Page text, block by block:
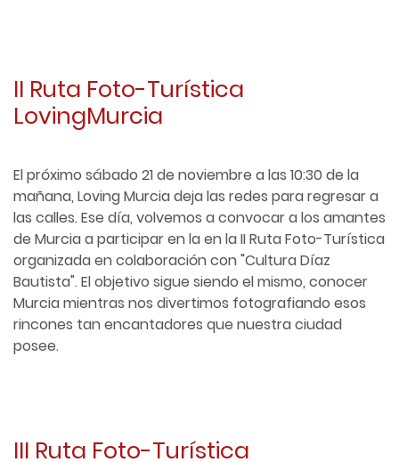
II Ruta Foto-Turística
LovingMurcia
El próximo sábado 21 de noviembre a las 10:30 de la
mañana, Loving Murcia deja las redes para regresar a
las calles. Ese día, volvemos a convocar a los amantes
de Murcia a participar en la en la II Ruta Foto-Turística
organizada en colaboración con "Cultura Díaz
Bautista". El objetivo sigue siendo el mismo, conocer
Murcia mientras nos divertimos fotografiando esos
rincones tan encantadores que nuestra ciudad
posee.
III Ruta Foto-Turística